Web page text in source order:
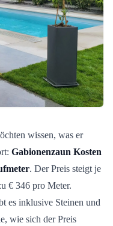
wissen, was er
Gabionenzaun Kosten
. Der Preis steigt je
€ 346 pro Meter.
es inklusive Steinen und
wie sich der Preis